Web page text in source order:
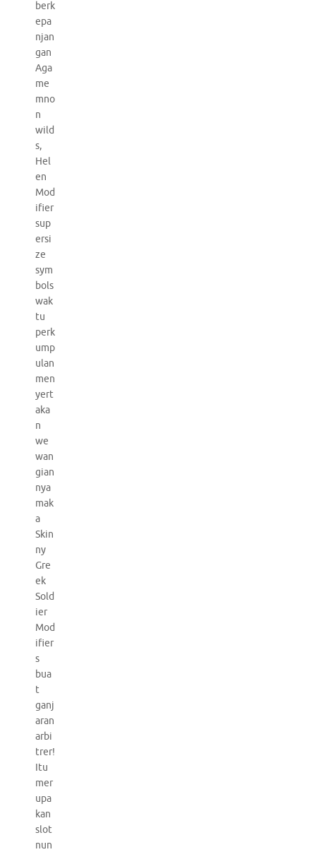
berk
epa
njan
gan
Aga
me
mno
n
wild
s,
Hel
en
Mod
ifier
sup
ersi
ze
sym
bols
wak
tu
perk
ump
ulan
men
yert
aka
n
we
wan
gian
nya
mak
a
Skin
ny
Gre
ek
Sold
ier
Mod
ifier
s
bua
t
ganj
aran
arbi
trer!
Itu
mer
upa
kan
slot
nun